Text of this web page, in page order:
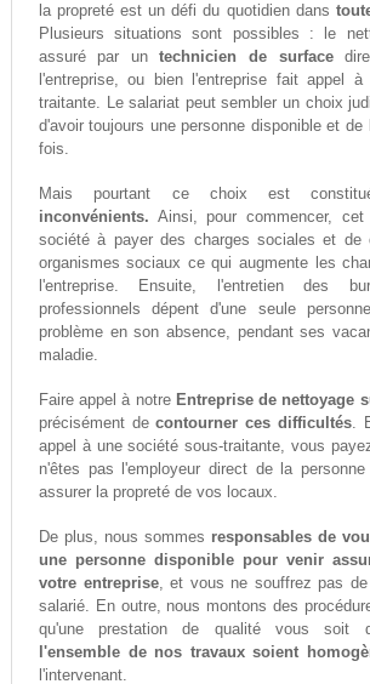
la propreté est un défi du quotidien dans
Plusieurs situations sont possibles : le
assuré par untechnicien de surface
l'entreprise, ou bien l'entreprise fait appel
traitante. Le salariat peut sembler un choix
d'avoir toujours une personne disponible et de
fois.
Mais pourtant ce choix est
inconvénients. Ainsi, pour commencer,
société à payer des charges sociales et de
organismes sociaux ce qui augmente les
l'entreprise. Ensuite, l'entretien des
professionnels dépent d'une seule
problème en son absence, pendant ses
maladie.
Faire appel à notre Entreprise de nettoyage
précisément decontourner ces difficultés.
appel à une société sous-traitante, vous
n'êtes pas l'employeur direct de la
assurer la propreté de vos locaux.
De plus, nous sommes responsables de
une personne disponible pour venir
votre entreprise, et vous ne souffrez pas de
salarié. En outre, nous montons des
qu'une prestation de qualité vous soit
l'ensemble de nos travaux soient
l'intervenant.